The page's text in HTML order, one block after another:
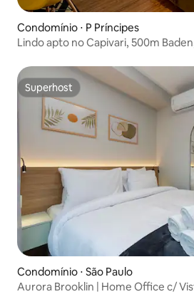
Condomínio ⋅ P Príncipes
Lindo apto no Capivari, 500m
Superhost
Superhost
Condomínio ⋅ São Paulo
Aurora Brooklin | Home Office c/